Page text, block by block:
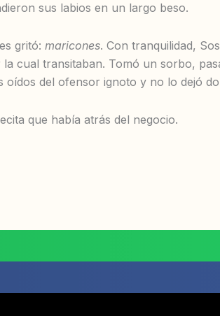
sus labios en un largo beso.
gritó: maricones. Con tranquilidad,
cual transitaban. Tomó un sorbo,
del ofensor ignoto y no lo dejó
que había atrás del negocio.